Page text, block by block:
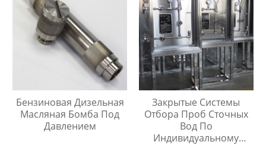
Бензиновая Дизельная
Масляная Бомба Под
Давлением
Закрытые Системы
Отбора Проб Сточных
Вод По
Индивидуальному